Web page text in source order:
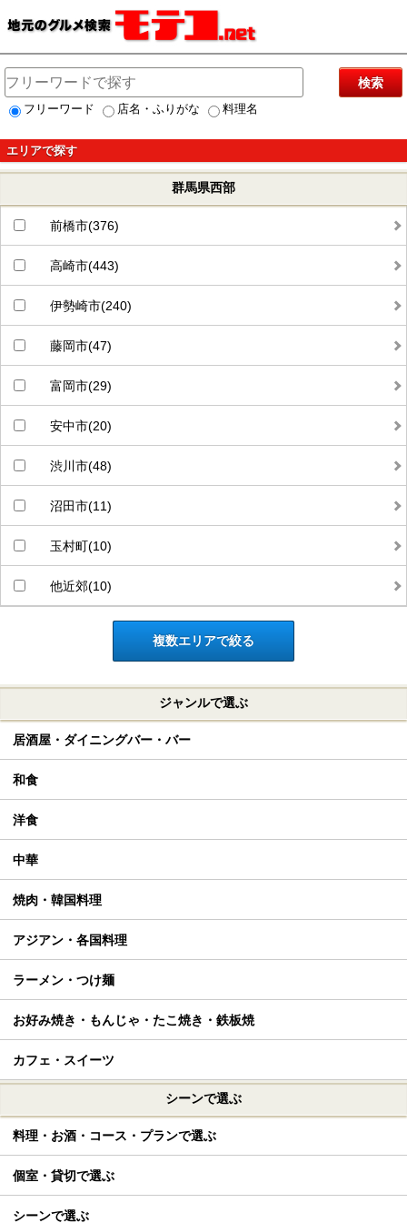
検索
フリーワード 店名・ふりがな 料理名
エリアで探す
群馬県西部
前橋市(376)
高崎市(443)
伊勢崎市(240)
藤岡市(47)
富岡市(29)
安中市(20)
渋川市(48)
沼田市(11)
玉村町(10)
他近郊(10)
複数エリアで絞る
ジャンルで選ぶ
居酒屋・ダイニングバー・バー
和食
洋食
中華
焼肉・韓国料理
アジアン・各国料理
ラーメン・つけ麺
お好み焼き・もんじゃ・たこ焼き・鉄板焼
カフェ・スイーツ
シーンで選ぶ
料理・お酒・コース・プランで選ぶ
個室・貸切で選ぶ
シーンで選ぶ